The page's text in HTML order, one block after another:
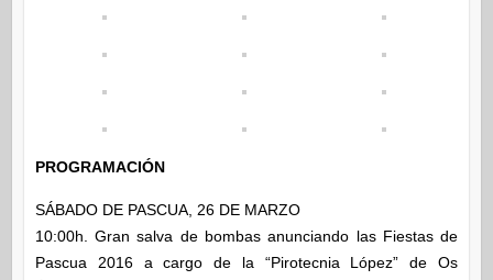
PROGRAMACIÓN
SÁBADO DE PASCUA, 26 DE MARZO
10:00h. Gran salva de bombas anunciando las Fiestas de
Pascua 2016 a cargo de la “Pirotecnia López” de Os